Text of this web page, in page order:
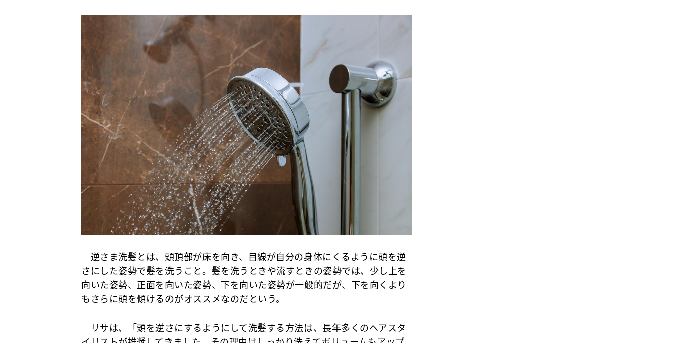
逆さま洗髪とは、頭頂部が床を向き、目線が自分の身体にくるように頭を逆
さにした姿勢で髪を洗うこと。髪を洗うときや流すときの姿勢では、少し上を
向いた姿勢、正面を向いた姿勢、下を向いた姿勢が一般的だが、下を向くより
もさらに頭を傾けるのがオススメなのだという。
リサは、「頭を逆さにするようにして洗髪する方法は、長年多くのヘアスタ